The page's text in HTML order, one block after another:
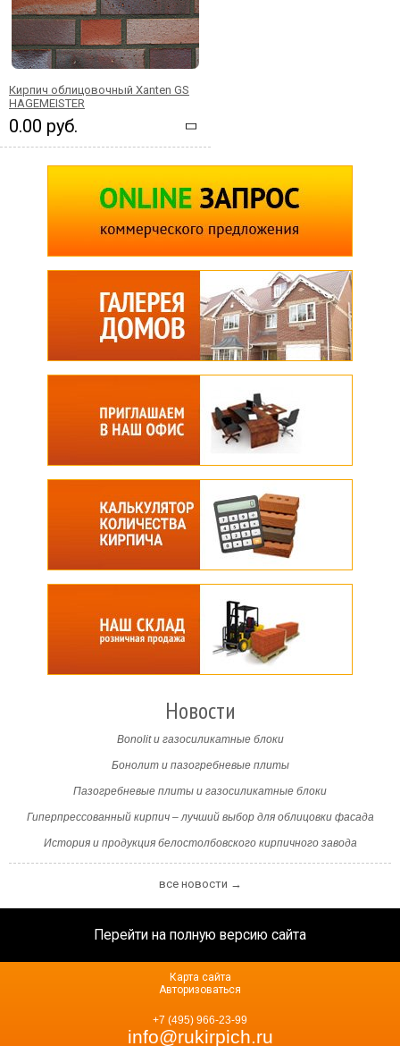
Кирпич облицовочный Xanten GS
HAGEMEISTER
0.00 руб.
Новости
Bonolit и газосиликатные блоки
Бонолит и пазогребневые плиты
Пазогребневые плиты и газосиликатные блоки
Гиперпрессованный кирпич – лучший выбор для облицовки фасада
История и продукция белостолбовского кирпичного завода
все новости →
Перейти на полную версию сайта
+7 (495) 966-23-99
info@rukirpich.ru
Карта сайта
Авторизоваться